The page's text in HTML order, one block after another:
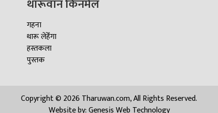
थारूवान किनमेल
गहना
थारू लेहेँगा
हस्तकला
पुस्तक
Copyright © 2026 Tharuwan.com, All Rights Reserved.
Website by:Genesis Web Technology